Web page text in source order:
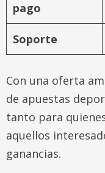
pago
Soporte
Con una oferta
de apuestas
tanto para
aquellos
ganancias.